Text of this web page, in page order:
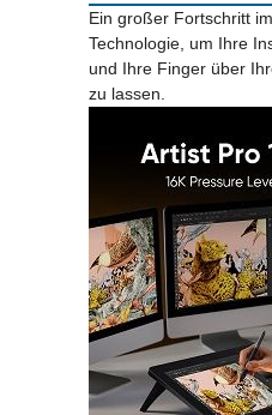
Ein großer Fortschritt
Technologie, um Ihre
und Ihre Finger über
zu lassen.